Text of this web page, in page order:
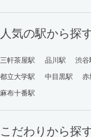
人気の駅から探
三軒茶屋駅 品川駅 渋谷
都立大学駅
中目黒駅 赤
麻布十番駅
こだわりから探